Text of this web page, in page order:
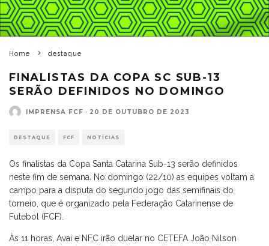
Home destaque
FINALISTAS DA COPA SC SUB-13
SERÃO DEFINIDOS NO DOMINGO
IMPRENSA FCF · 20 DE OUTUBRO DE 2023
DESTAQUE FCF NOTÍCIAS
Os finalistas da Copa Santa Catarina Sub-13 serão definidos
neste fim de semana. No domingo (22/10) as equipes voltam a
campo para a disputa do segundo jogo das semifinais do
torneio, que é organizado pela Federação Catarinense de
Futebol (FCF).
Às 11 horas, Avaí e NFC irão duelar no CETEFA João Nilson